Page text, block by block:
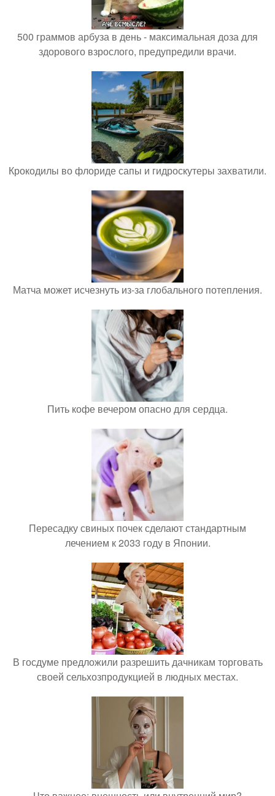
500 граммов арбуза в день - максимальная доза для
здорового взрослого, предупредили врачи.
Крокодилы во флориде сапы и гидроскутеры захватили.
Матча может исчезнуть из-за глобального потепления.
Пить кофе вечером опасно для сердца.
Пересадку свиных почек сделают стандартным
лечением к 2033 году в Японии.
В госдуме предложили разрешить дачникам торговать
своей сельхозпродукцией в людных местах.